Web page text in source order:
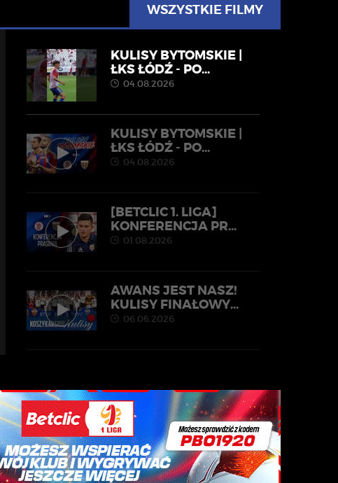
WSZYSTKIE FILMY
KULISY BYTOMSKIE |
ŁKS ŁÓDŹ - PO...
04.08.2026
KULISY BYTOMSKIE |
ŁKS ŁÓDŹ - PO...
04.08.2026
[BETCLIC 1. LIGA]
KONFERENCJA PR...
01.08.2026
AWANS JEST NASZ!
KULISY FINAŁOWY...
06.06.2026